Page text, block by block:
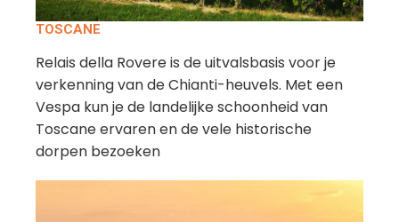
TOSCANE
Relais della Rovere is de uitvalsbasis voor je
verkenning van de Chianti-heuvels. Met een
Vespa kun je de landelijke schoonheid van
Toscane ervaren en de vele historische
dorpen bezoeken